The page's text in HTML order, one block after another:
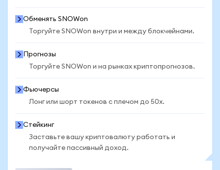
Обменять SNOWon
Торгуйте SNOWon внутри и между блокчейнами.
Прогнозы
Торгуйте SNOWon и на рынках криптопрогнозов.
Фьючерсы
Лонг или шорт токенов с плечом до 50x.
Стейкинг
Заставьте вашу криптовалюту работать и
получайте пассивный доход.